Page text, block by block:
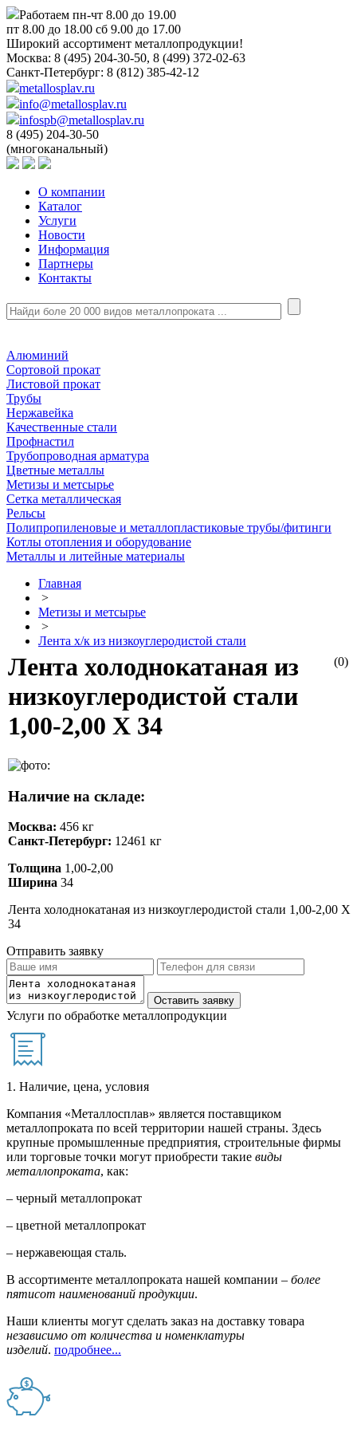
Работаем пн-чт 8.00 до 19.00
пт 8.00 до 18.00 сб 9.00 до 17.00
Широкий ассортимент металлопродукции!
Москва: 8 (495) 204-30-50, 8 (499) 372-02-63
Санкт-Петербург: 8 (812) 385-42-12
metallosplav.ru
info@metallosplav.ru
infospb@metallosplav.ru
8 (495) 204-30-50
(многоканальный)
О компании
Каталог
Услуги
Новости
Информация
Партнеры
Контакты
Алюминий
Сортовой прокат
Листовой прокат
Трубы
Нержавейка
Качественные стали
Профнастил
Трубопроводная арматура
Цветные металлы
Метизы и метсырье
Сетка металлическая
Рельсы
Полипропиленовые и металлопластиковые трубы/фитинги
Котлы отопления и оборудование
Металлы и литейные материалы
Главная
>
Метизы и метсырье
>
Лента х/к из низкоуглеродистой стали
(0)
Лента холоднокатаная из
низкоуглеродистой стали
1,00-2,00 Х 34
Наличие на складе:
Москва: 456 кг
Санкт-Петербург: 12461 кг
Толщина 1,00-2,00
Ширина 34
Лента холоднокатаная из низкоуглеродистой стали 1,00-2,00 Х
34
Отправить заявку
Услуги по обработке металлопродукции
1. Наличие, цена, условия
Компания «Металлосплав» является поставщиком
металлопроката по всей территории нашей страны. Здесь
крупные промышленные предприятия, строительные фирмы
или торговые точки могут приобрести такие виды
металлопроката, как:
– черный металлопрокат
– цветной металлопрокат
– нержавеющая сталь.
В ассортименте металлопроката нашей компании – более
пятисот наименований продукции.
Наши клиенты могут сделать заказ на доставку товара
независимо от количества и номенклатуры
изделий. подробнее...